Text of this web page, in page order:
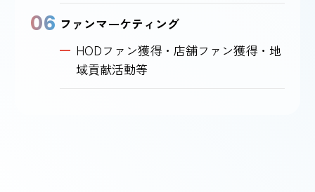
06 ファンマーケティング
HODファン獲得・店舗ファン獲得・地
域貢献活動等